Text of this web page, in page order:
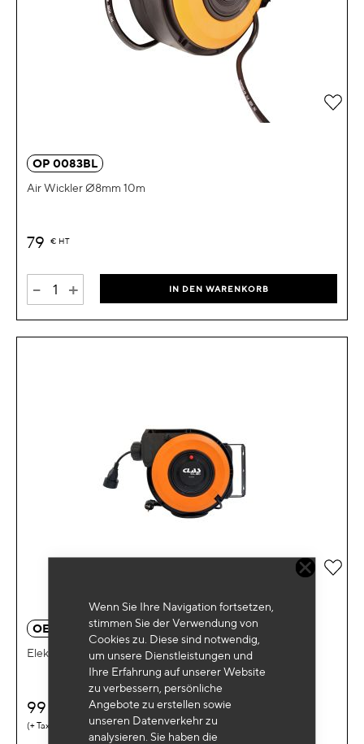
Wenn Sie Ihre Navigation fortsetzen,
stimmen Sie der Verwendung von
Cookies zu. Diese sind notwendig,
um unsere Dienstleistungen und
Ihre Erfahrung auf unserer Website
zu verbessern, persönliche
Angebote zu erstellen sowie
unseren Datenverkehr zu
analysieren. Sie haben die
OP 0083BL
Air Wickler Ø8mm 10m
79 € HT
- + IN DEN WARENKORB
Zur
OE 0053BL
Elektrischer Wickel 3x1,5mm2 10m
99
0,66 €
Zur